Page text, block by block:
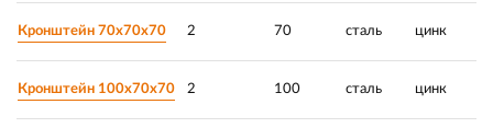
Кронштейн 70х70х70 2 70 сталь цинк
Кронштейн 100х70х70 2 100 сталь цинк